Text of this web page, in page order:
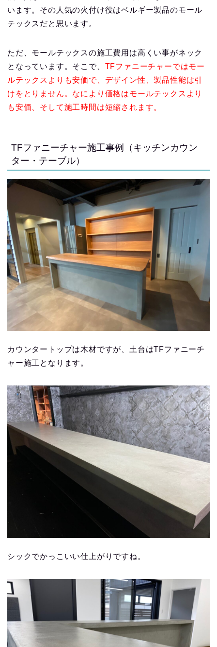
います。その人気の火付け役はベルギー製品のモール
テックスだと思います。
ただ、モールテックスの施工費用は高くい事がネック
となっています。そこで、 TFファニーチャーではモー
ルテックスよりも安価で、デザイン性、製品性能は引
けをとりません。なにより価格はモールテックスより
も安価、そして施工時間は短縮されます。
TFファニーチャー施工事例（キッチンカウン
ター・テーブル）
カウンタートップは木材ですが、土台はTFファニーチ
ャー施工となります。
シックでかっこいい仕上がりですね。